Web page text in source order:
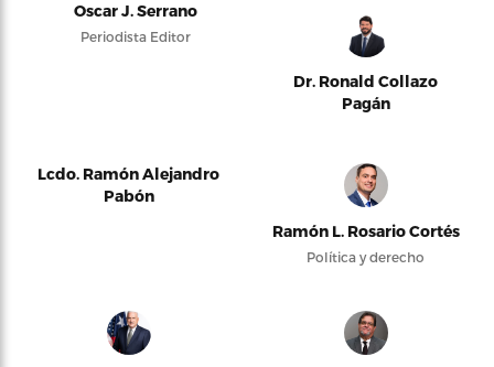
Oscar J. Serrano
Periodista Editor
Dr. Ronald Collazo
Pagán
Lcdo. Ramón Alejandro
Pabón
Ramón L. Rosario Cortés
Política y derecho